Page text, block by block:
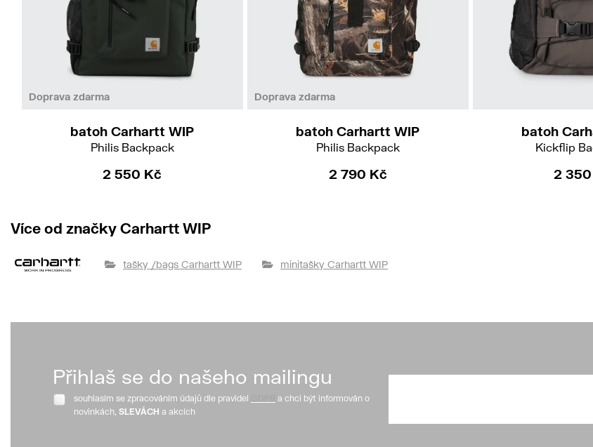
Doprava zdarma
batoh Carhartt WIP
Philis Backpack
2 550 Kč
Doprava zdarma
batoh Carhartt WIP
Philis Backpack
2 790 Kč
batoh
Kickflip
2
Více od značky Carhartt WIP
tašky /bags Carhartt WIP minitašky Carhartt WIP
Přihlaš se do našeho mailingu
souhlasím se zpracováním údajů dle pravidel
a chci být informován o
novinkách, SLEVÁCH a akcích